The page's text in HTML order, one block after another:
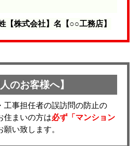
株式会社】名【○○工務店】
人のお客様へ】
工事担任者の誤訪問の防止の
住まいの方は必ず「マンション
い致します。